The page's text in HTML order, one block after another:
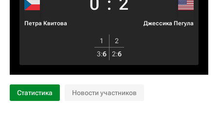
Петра Квитова Джессика Пегула
1
2
3:6 2:6
Статистика Новости участников